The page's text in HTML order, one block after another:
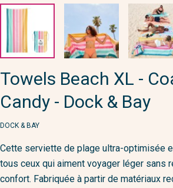
Towels Beach XL -
Candy - Dock & Bay
MARQUE
DOCK & BAY
Cette serviette de plage ultra-optimisée
tous ceux qui aiment voyager léger sans
confort. Fabriquée à partir de matériaux